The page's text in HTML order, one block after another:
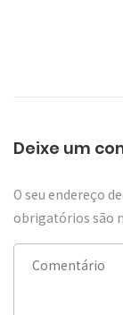
Deixe um
O seu endereço
obrigatórios são